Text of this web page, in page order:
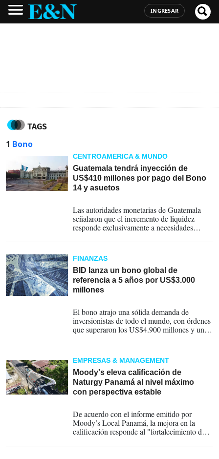
INGRESAR
TAGS
1 Bono
CENTROAMÉRICA & MUNDO
Guatemala tendrá inyección de
US$410 millones por pago del Bono
14 y asuetos
Las autoridades monetarias de Guatemala
señalaron que el incremento de liquidez
responde exclusivamente a necesidades
lo que no se prevén presiones inflacionarias.
FINANZAS
BID lanza un bono global de
referencia a 5 años por US$3.000
millones
El bono atrajo una sólida demanda de
inversionistas de todo el mundo, con órdenes
que superaron los US$4.900 millones y una
EMPRESAS & MANAGEMENT
Moody's eleva calificación de
Naturgy Panamá al nivel máximo
con perspectiva estable
De acuerdo con el informe emitido por
Moody’s Local Panamá, la mejora en la
calificación responde al "fortalecimiento del
principalmente en una mayor flexibilidad